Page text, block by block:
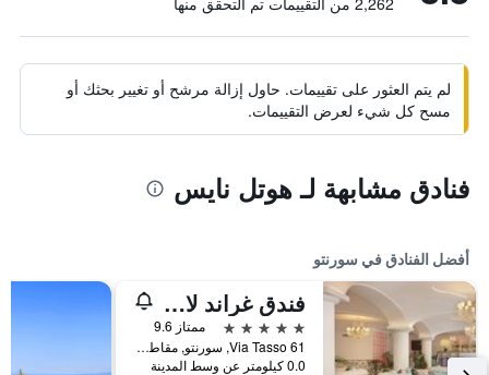
لم يتم العثور على تقييمات. حاول إزالة مرشح أو تغيير بحثك أو
مسح كل شيء لعرض التقييمات.
فنادق مشابهة لـ هوتل نايس
أفضل الفنادق في سورنتو
فندق غراند لا فافوريتا
5 نجوم
ممتاز 9.6
Via Tasso 61, سورنتو, مقاطعة نابولي, إيطاليا
0.0 كيلومتر عن وسط المدينة